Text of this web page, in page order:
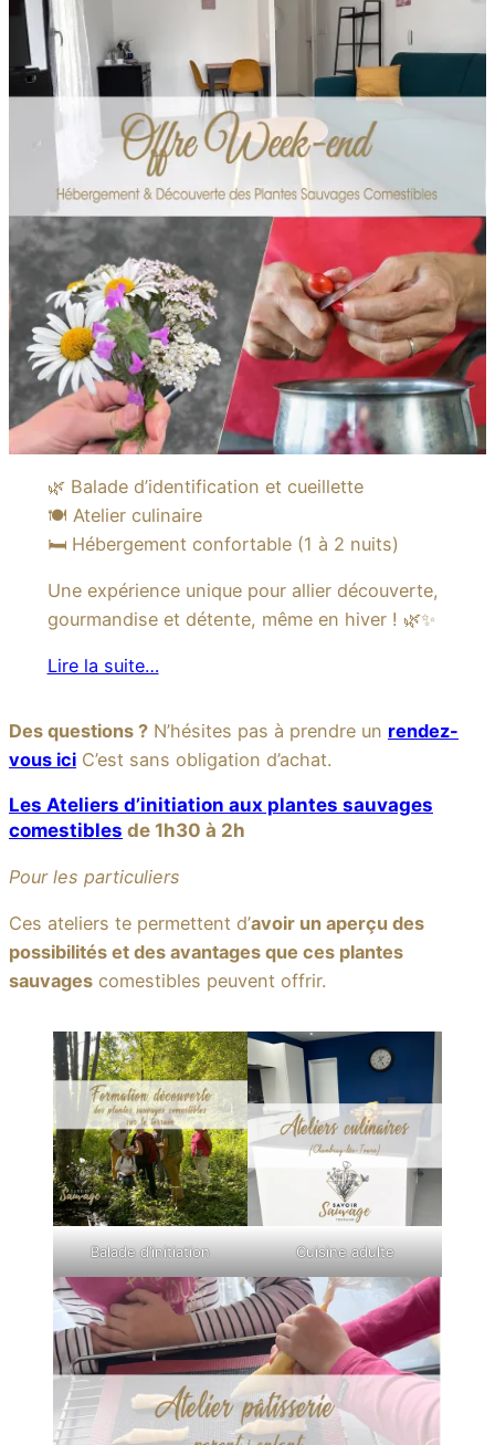
🌿 Balade d’identification et cueillette
🍽️ Atelier culinaire
🛏️ Hébergement confortable (1 à 2 nuits)
Une expérience unique pour allier découverte,
gourmandise et détente, même en hiver ! 🌿✨
Lire la suite…
Des questions ? N’hésites pas à prendre un rendez-
vous ici C’est sans obligation d’achat.
Les Ateliers d’initiation aux plantes sauvages
comestibles de 1h30 à 2h
Pour les particuliers
Ces ateliers te permettent d’avoir un aperçu des
possibilités et des avantages que ces plantes
sauvages comestibles peuvent offrir.
Balade d’initiation Cuisine adulte